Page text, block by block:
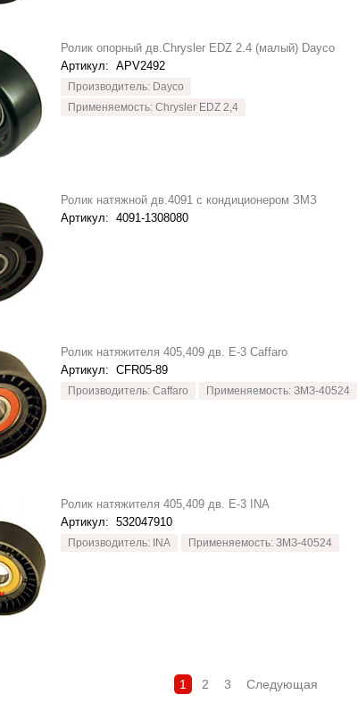
Ролик опорный дв.Chrysler EDZ 2.4 (малый) Dayco
Артикул: APV2492
Производитель: Dayco
Применяемость: Chrysler EDZ 2,4
Ролик натяжной дв.4091 с кондиционером ЗМЗ
Артикул: 4091-1308080
Ролик натяжителя 405,409 дв. Е-3 Caffaro
Артикул: CFR05-89
Производитель: Caffaro Применяемость: ЗМЗ-40524
Ролик натяжителя 405,409 дв. Е-3 INA
Артикул: 532047910
Производитель: INA Применяемость: ЗМЗ-40524
1 2 3 Следующая